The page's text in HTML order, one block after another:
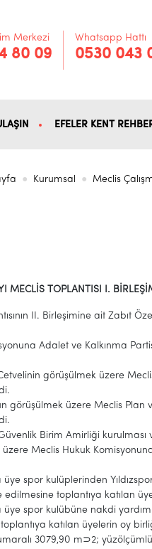
Merkezi
80 09
Whatsapp Hattı
0530 043
EFELER KENT
Kurumsal Meclis
MECLİS TOPLANTISI I.
II. Birleşimine ait Zabıt
Adalet ve Kalkınma
Cetvelinin görüşülmek üzere
görüşülmek üzere Meclis
Birim Amirliği
Meclis Hukuk
spor kulüplerinden
toplantıya katılan
spor kulübüne nakdi yardım
katılan üyelerin oy
3079,90 m⊃2;